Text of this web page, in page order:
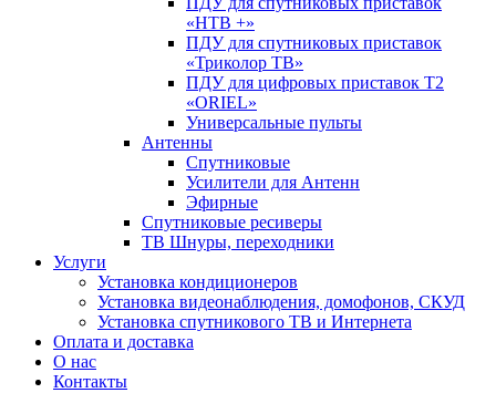
«НТВ +»
ПДУ для спутниковых приставок
«Триколор ТВ»
ПДУ для цифровых приставок Т2
«ORIEL»
Универсальные пульты
Антенны
Спутниковые
Усилители для Антенн
Эфирные
Спутниковые ресиверы
ТВ Шнуры, переходники
Услуги
Установка кондиционеров
Установка видеонаблюдения, домофонов, СКУД
Установка спутникового ТВ и Интернета
Оплата и доставка
О нас
Контакты